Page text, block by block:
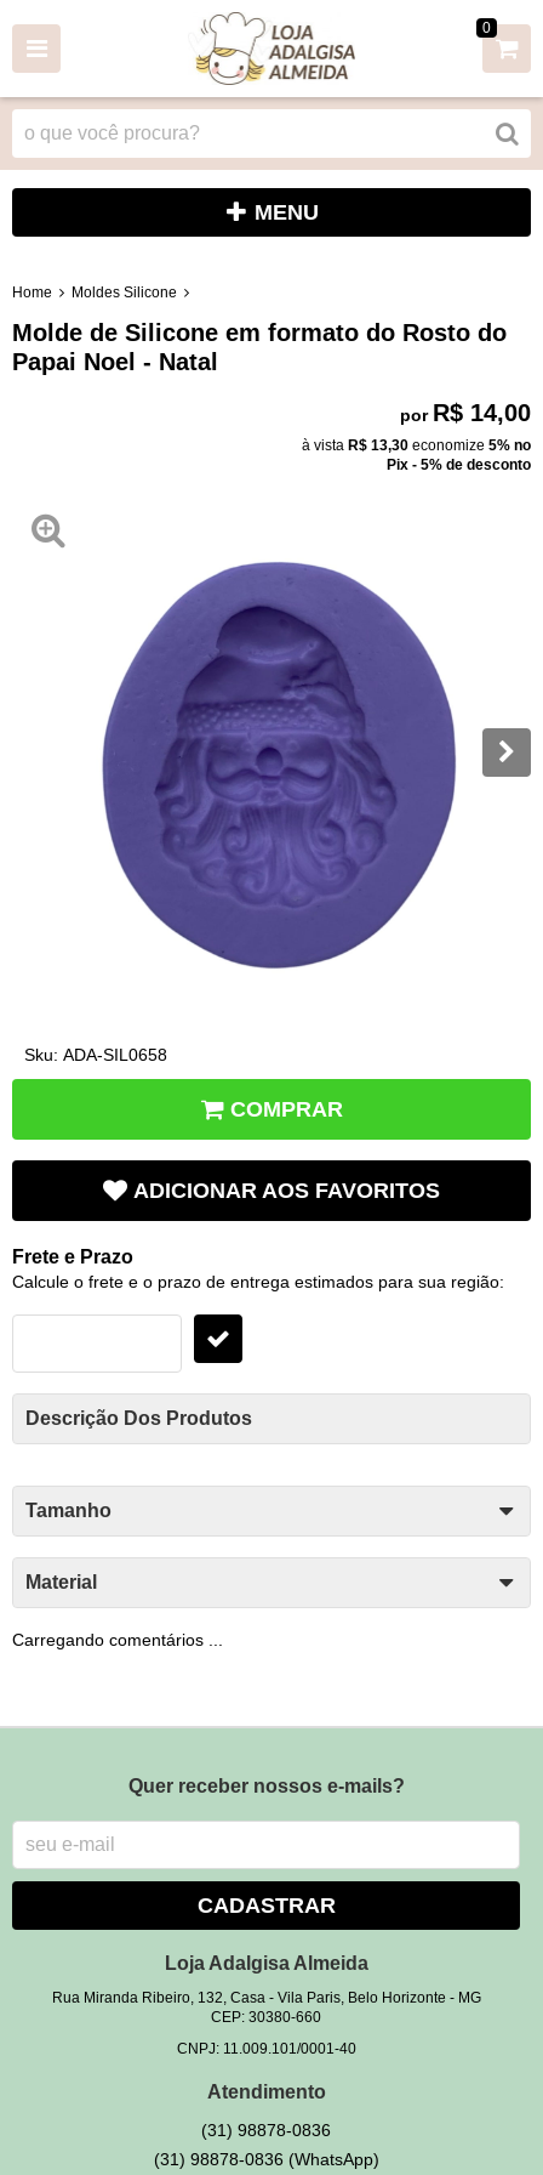
0
MENU
Home Moldes Silicone
Molde de Silicone em formato do Rosto do
Papai Noel - Natal
por R$ 14,00
à vista R$ 13,30 economize 5% no
Pix - 5% de desconto
Sku: ADA-SIL0658
COMPRAR
ADICIONAR AOS FAVORITOS
Frete e Prazo
Calcule o frete e o prazo de entrega estimados para sua região:
Descrição Dos Produtos
Tamanho
Material
Carregando comentários ...
Quer receber nossos e-mails?
CADASTRAR
Loja Adalgisa Almeida
Rua Miranda Ribeiro, 132, Casa- Vila Paris, Belo Horizonte - MG
CEP: 30380-660
CNPJ: 11.009.101/0001-40
Atendimento
(31) 98878-0836
(31) 98878-0836 (WhatsApp)